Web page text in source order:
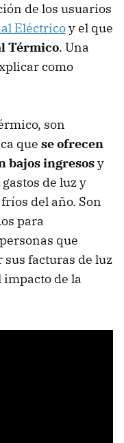
de los usuarios
Eléctricoy el que
Térmico. Una
como
son
que se ofrecen
bajos ingresosy
de luz y
del año. Son
para
que
facturas de luz
de la